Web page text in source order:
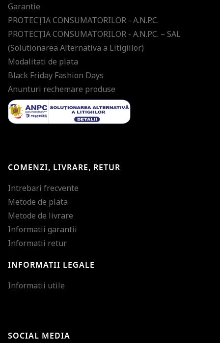
Garantie
PROTECŢIA CONSUMATORILOR - A.N.P.C.
PROTECŢIA CONSUMATORILOR - A.N.P.C. – SAL
(Solutionarea Alternativa a Litigiilor)
Modalitati de plata
Black Friday Fashion Days
Anunturi rechemare produse
COMENZI, LIVRARE, RETUR
Intrebari frecvente
Metode de plata
Metode de livrare
Informatii garantii
Informatii retur
INFORMATII LEGALE
Informatii utile
SOCIAL MEDIA